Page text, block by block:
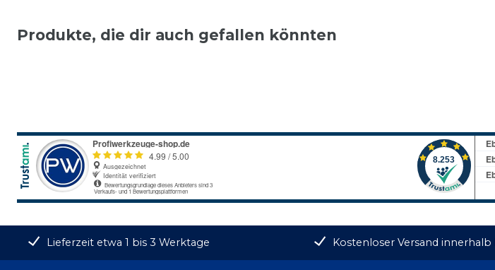
Produkte, die dir auch gefallen könnten
Lieferzeit etwa 1 bis 3 Werktage Kostenloser Versand